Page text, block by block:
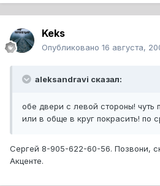
Keks
Опубликовано 16 августа,
aleksandravi сказал:
обе двери с левой стороны!
или в обще в круг покрасить! по
Сергей 8-905-622-60-56. Позвони,
Акценте.